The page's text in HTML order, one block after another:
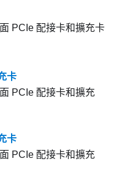
PCIe 配接卡和擴充卡
卡
PCIe 配接卡和擴充
卡
PCIe 配接卡和擴充